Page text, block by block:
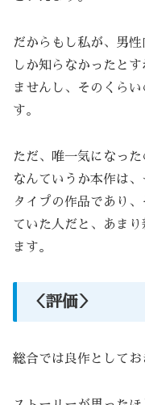
だからもし私が、男
しか知らなかったと
ませんし、そのくら
す。
ただ、唯一気になった
なんていうか本作は
タイプの作品であり
ていた人だと、あま
ます。
＜評価＞
総合では良作としてお